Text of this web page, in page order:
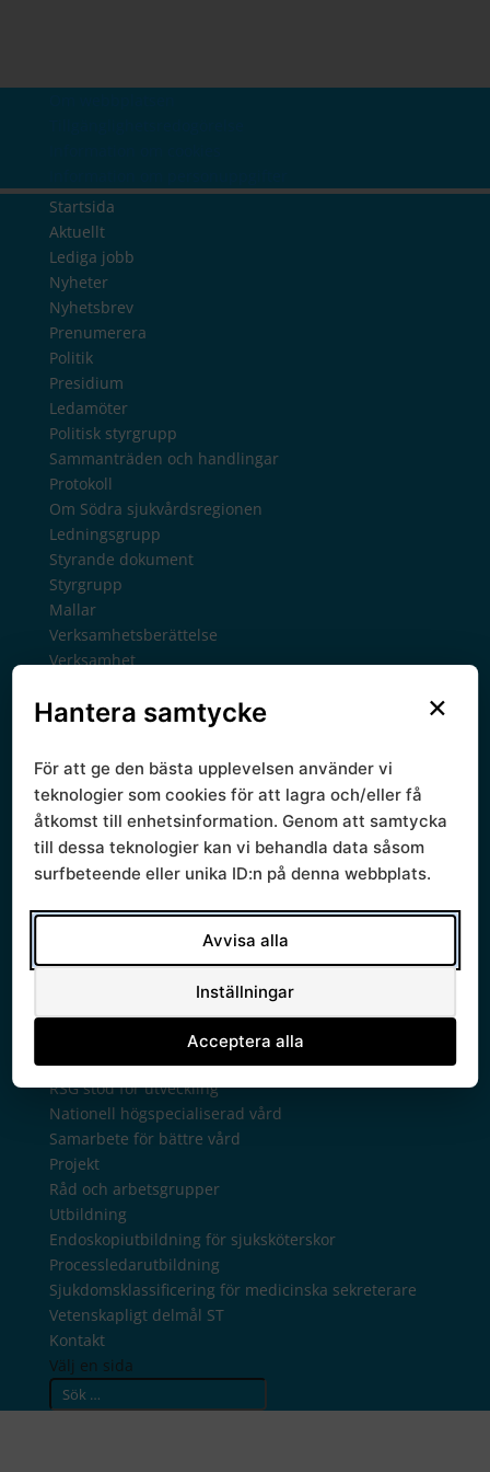
Startsida
Aktuellt
Lediga jobb
Nyheter
Nyhetsbrev
Prenumerera
Politik
Presidium
Ledamöter
Politisk styrgrupp
Sammanträden och handlingar
Protokoll
Om Södra sjukvårdsregionen
Ledningsgrupp
Styrande dokument
Styrgrupp
Mallar
Verksamhetsberättelse
Verksamhet
Arkiv regionala priser tidigare år
Bilaterala avtal
Chefsamråd
Kontakt chefsamråd
Forsknings- och utvecklingsmedel
Gemensamma verksamheter
Kunskapsstyrning
RPO, programområden
RSG, samverkansgrupper
RSG forskning och life science
RSG läkemedel
RSG patientsäkerhet
RSG stöd för utveckling
Nationell högspecialiserad vård
Samarbete för bättre vård
Projekt
Råd och arbetsgrupper
Utbildning
Endoskopiutbildning för sjuksköterskor
Processledarutbildning
Sjukdomsklassificering för medicinska sekreterare
Vetenskapligt delmål ST
Kontakt
Välj en sida
×
Hantera samtycke
För att ge den bästa upplevelsen använder vi
teknologier som cookies för att lagra och/eller få
åtkomst till enhetsinformation. Genom att samtycka
till dessa teknologier kan vi behandla data såsom
surfbeteende eller unika ID:n på denna webbplats.
Avvisa alla
Inställningar
Acceptera alla